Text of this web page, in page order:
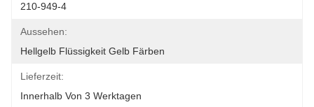
210-949-4
Aussehen:
Hellgelb Flüssigkeit Gelb Färben
Lieferzeit:
Innerhalb Von 3 Werktagen